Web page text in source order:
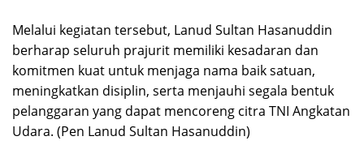
Melalui kegiatan tersebut, Lanud Sultan Hasanuddin
berharap seluruh prajurit memiliki kesadaran dan
komitmen kuat untuk menjaga nama baik satuan,
meningkatkan disiplin, serta menjauhi segala bentuk
pelanggaran yang dapat mencoreng citra TNI Angkatan
Udara. (Pen Lanud Sultan Hasanuddin)